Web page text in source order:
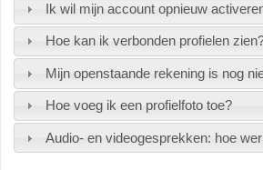
Ik wil mijn account opnieuw
Hoe kan ik verbonden profielen
Mijn openstaande rekening is nog
Hoe voeg ik een profielfoto toe?
Audio- en videogesprekken: hoe